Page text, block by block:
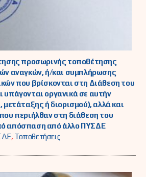
προσωρινής τοποθέτησης
αναγκών, ή/και συμπλήρωσης
που βρίσκονται στη Διάθεση του
οργανικά σε αυτήν
ή διορισμού), αλλά και
περιήλθαν στη διάθεση του
απόσπαση από άλλο ΠΥΣΔΕ
, Τοποθετήσεις